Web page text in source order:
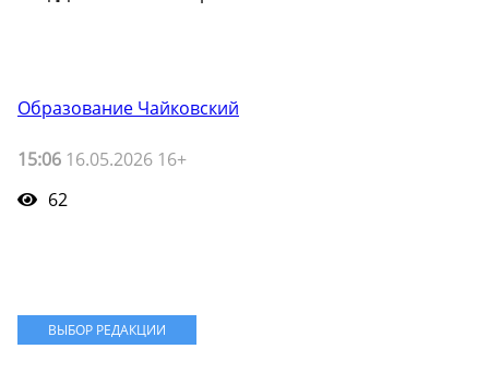
Образование Чайковский
15:06 16.05.2026 16+
62
ВЫБОР РЕДАКЦИИ